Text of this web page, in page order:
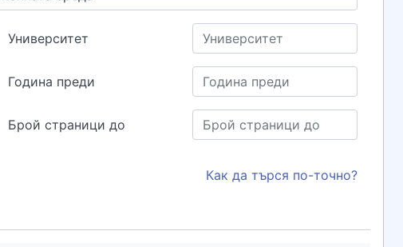
Университет
Година преди
Брой страници до
Как да търся по-точно?